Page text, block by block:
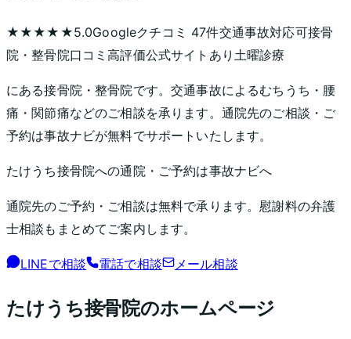
★★★★★5.0Googleクチコミ 47件交通事故対応可接骨
院・整骨院口コミ高評価公式サイトあり 土曜診療
にある接骨院・整骨院です。交通事故によるむちうち・腰
痛・関節痛などのご相談を承ります。通院先のご相談・ご
予約は事故ナビが無料でサポートいたします。
たけうち接骨院への通院・ご予約は事故ナビへ
通院先のご予約・ご相談は無料で承ります。慰謝料の弁護
士相談もまとめてご案内します。
LINEで相談 電話で相談 メール相談
たけうち接骨院のホームページ